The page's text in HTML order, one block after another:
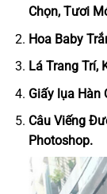
Chọn, Tươi
Hoa Baby
Lá Trang Trí,
Giấy lụa Hàn
Câu Viếng
Photoshop.